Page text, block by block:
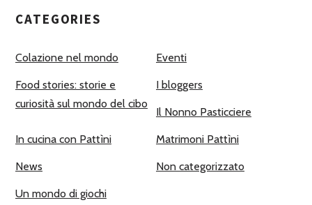
CATEGORIES
Colazione nel mondo Eventi
Food stories: storie e
curiosità sul mondo del cibo
I bloggers
Il Nonno Pasticciere
In cucina con Pattìni Matrimoni Pattìni
News Non categorizzato
Un mondo di giochi